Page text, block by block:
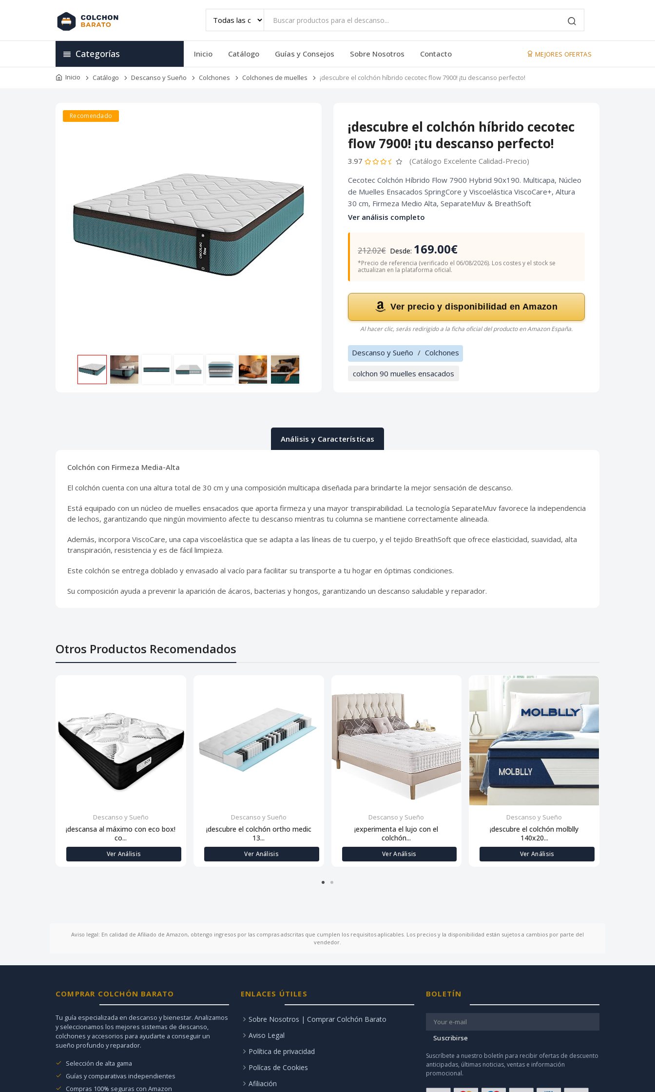
Categorías Inicio Catálogo Guías y Consejos Sobre Nosotros Contacto MEJORES OFERTAS
Inicio Catálogo Descanso y Sueño Colchones Colchones de muelles ¡descubre el colchón híbrido cecotec flow 7900! ¡tu descanso perfecto!
Recomendado
¡descubre el colchón híbrido cecotec
flow 7900! ¡tu descanso perfecto!
3.97
(Catálogo Excelente Calidad-Precio)
Cecotec Colchón Híbrido Flow 7900 Hybrid 90x190. Multicapa, Núcleo
de Muelles Ensacados SpringCore y Viscoelástica ViscoCare+, Altura
30 cm, Firmeza Medio Alta, SeparateMuv & BreathSoft
Ver análisis completo
212.02€ Desde: 169.00€
*Precio de referencia (verificado el 06/08/2026). Los costes y el stock se
actualizan en la plataforma oficial.
Ver precio y disponibilidad en Amazon
Al hacer clic, serás redirigido a la ficha oficial del producto en Amazon España.
Descanso y Sueño / Colchones
colchon 90 muelles ensacados
Análisis y Características
Colchón con Firmeza Media-Alta
El colchón cuenta con una altura total de 30 cm y una composición multicapa diseñada para brindarte la mejor sensación de descanso.
Está equipado con un núcleo de muelles ensacados que aporta firmeza y una mayor transpirabilidad. La tecnología SeparateMuv favorece la independencia
de lechos, garantizando que ningún movimiento afecte tu descanso mientras tu columna se mantiene correctamente alineada.
Además, incorpora ViscoCare, una capa viscoelástica que se adapta a las líneas de tu cuerpo, y el tejido BreathSoft que ofrece elasticidad, suavidad, alta
transpiración, resistencia y es de fácil limpieza.
Este colchón se entrega doblado y envasado al vacío para facilitar su transporte a tu hogar en óptimas condiciones.
Su composición ayuda a prevenir la aparición de ácaros, bacterias y hongos, garantizando un descanso saludable y reparador.
Otros Productos Recomendados
Descanso y Sueño
¡descansa al máximo con eco box!
co...
Ver Análisis
Descanso y Sueño
¡descubre el colchón ortho medic
13...
Ver Análisis
Descanso y Sueño
¡experimenta el lujo con el
colchón...
Ver Análisis
Descanso y Sueño
¡descubre el colchón molblly
140x20...
Ver Análisis
Aviso legal: En calidad de Afiliado de Amazon, obtengo ingresos por las compras adscritas que cumplen los requisitos aplicables. Los precios y la disponibilidad están sujetos a cambios por parte del
vendedor.
COMPRAR COLCHÓN BARATO
Tu guía especializada en descanso y bienestar. Analizamos
y seleccionamos los mejores sistemas de descanso,
colchones y accesorios para ayudarte a conseguir un
sueño profundo y reparador.
Selección de alta gama
Guías y comparativas independientes
Compras 100% seguras con Amazon
ENLACES ÚTILES
Sobre Nosotros | Comprar Colchón Barato
Aviso Legal
Política de privacidad
Polícas de Cookies
Afiliación
BOLETÍN
Suscribirse
Suscríbete a nuestro boletín para recibir ofertas de descuento
anticipadas, últimas noticias, ventas e información
promocional.